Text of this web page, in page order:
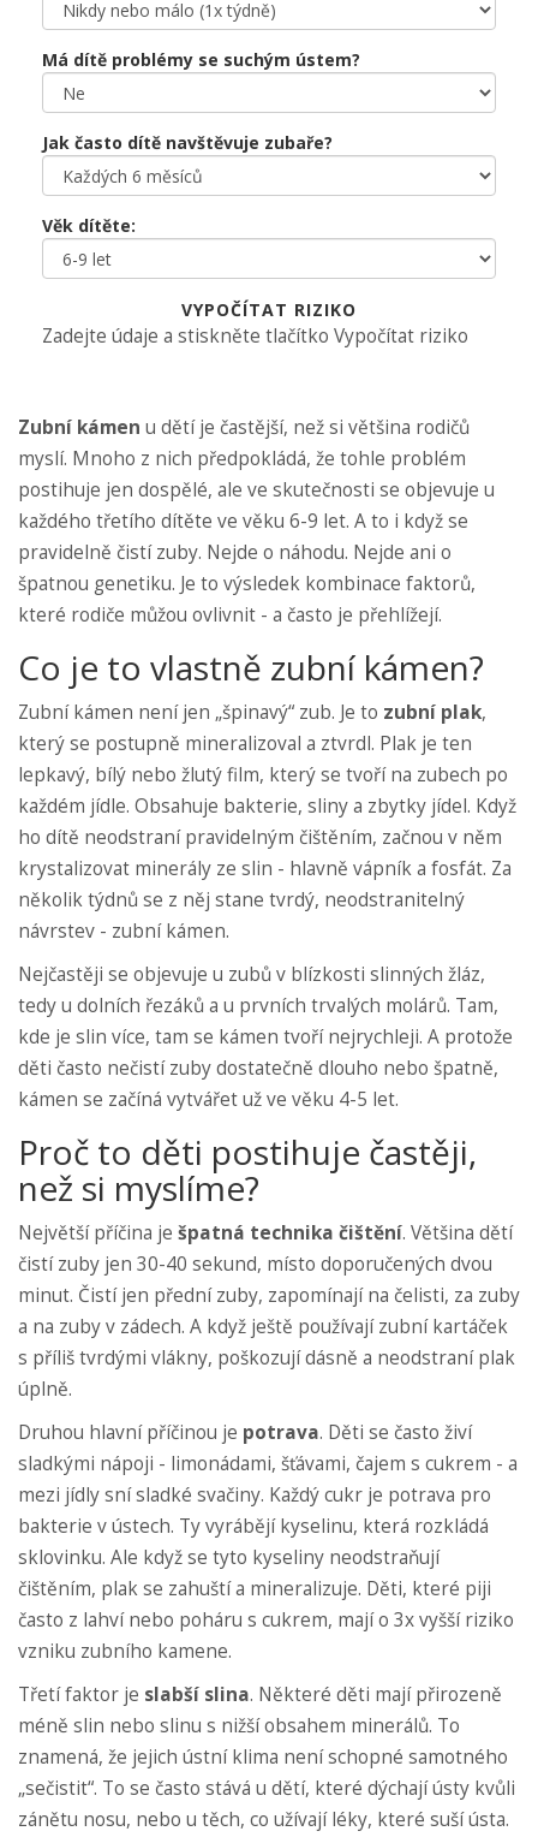
Má dítě problémy se suchým ústem?
Jak často dítě navštěvuje zubaře?
Věk dítěte:
VYPOČÍTAT RIZIKO
Zadejte údaje a stiskněte tlačítko Vypočítat riziko
Zubní kámen u dětí je častější, než si většina rodičů
myslí. Mnoho z nich předpokládá, že tohle problém
postihuje jen dospělé, ale ve skutečnosti se objevuje u
každého třetího dítěte ve věku 6-9 let. A to i když se
pravidelně čistí zuby. Nejde o náhodu. Nejde ani o
špatnou genetiku. Je to výsledek kombinace faktorů,
které rodiče můžou ovlivnit - a často je přehlížejí.
Co je to vlastně zubní kámen?
Zubní kámen není jen „špinavý“ zub. Je to zubní plak,
který se postupně mineralizoval a ztvrdl. Plak je ten
lepkavý, bílý nebo žlutý film, který se tvoří na zubech po
každém jídle. Obsahuje bakterie, sliny a zbytky jídel. Když
ho dítě neodstraní pravidelným čištěním, začnou v něm
krystalizovat minerály ze slin - hlavně vápník a fosfát. Za
několik týdnů se z něj stane tvrdý, neodstranitelný
návrstev - zubní kámen.
Nejčastěji se objevuje u zubů v blízkosti slinných žláz,
tedy u dolních řezáků a u prvních trvalých molárů. Tam,
kde je slin více, tam se kámen tvoří nejrychleji. A protože
děti často nečistí zuby dostatečně dlouho nebo špatně,
kámen se začíná vytvářet už ve věku 4-5 let.
Proč to děti postihuje častěji,
než si myslíme?
Největší příčina je špatná technika čištění. Většina dětí
čistí zuby jen 30-40 sekund, místo doporučených dvou
minut. Čistí jen přední zuby, zapomínají na čelisti, za zuby
a na zuby v zádech. A když ještě používají zubní kartáček
s příliš tvrdými vlákny, poškozují dásně a neodstraní plak
úplně.
Druhou hlavní příčinou je potrava. Děti se často živí
sladkými nápoji - limonádami, šťávami, čajem s cukrem - a
mezi jídly sní sladké svačiny. Každý cukr je potrava pro
bakterie v ústech. Ty vyrábějí kyselinu, která rozkládá
sklovinku. Ale když se tyto kyseliny neodstraňují
čištěním, plak se zahuští a mineralizuje. Děti, které piji
často z lahví nebo poháru s cukrem, mají o 3x vyšší riziko
vzniku zubního kamene.
Třetí faktor je slabší slina. Některé děti mají přirozeně
méně slin nebo slinu s nižší obsahem minerálů. To
znamená, že jejich ústní klima není schopné samotného
„sečistit“. To se často stává u dětí, které dýchají ústy kvůli
zánětu nosu, nebo u těch, co užívají léky, které suší ústa.